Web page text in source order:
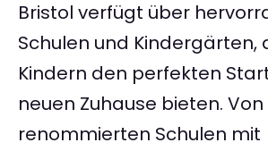
Bristol verfügt über
Schulen und Kindergärten,
Kindern den perfekten
neuen Zuhause bieten. Von
renommierten Schulen mit